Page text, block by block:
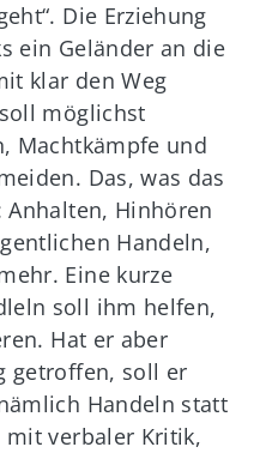
Die Erziehung
ein Geländer an die
klar den Weg
möglichst
Machtkämpfe und
Das, was das
Hinhören
Handeln,
Eine kurze
soll ihm helfen,
Hat er aber
getroffen, soll er
Handeln statt
mit verbaler Kritik,